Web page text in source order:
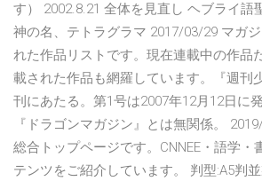
す） 2002.8.21 全体を見直し ヘブライ語
神の名、テトラグラマ 2017/03/29 マガ
れた作品リストです。現在連載中の作品
載された作品も網羅しています。『週刊
刊にあたる。第1号は2007年12月12日に
『ドラゴンマガジン』とは無関係。
総合トップページです。CNNEE・語学・
テンツをご紹介しています。 判型:A5判